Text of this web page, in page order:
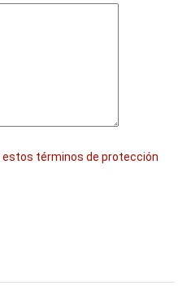
estos términos de protección